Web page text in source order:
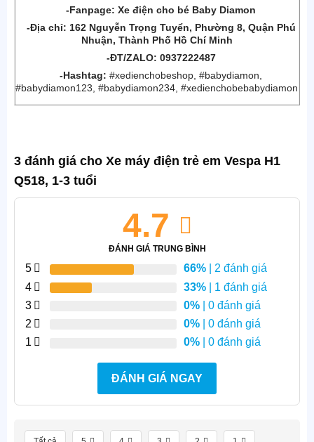
-Fanpage:Xe điện cho bé Baby Diamon
-Địa chỉ: 162 Nguyễn Trọng Tuyển, Phường 8, Quận Phú
Nhuận, Thành Phố Hồ Chí Minh
-ĐT/ZALO: 0937222487
-Hashtag:#xedienchobeshop, #babydiamon,
#babydiamon123, #babydiamon234, #xedienchobebabydiamon
3 đánh giá cho Xe máy điện trẻ em Vespa H1
Q518, 1-3 tuổi
4.7
ĐÁNH GIÁ TRUNG BÌNH
5 66% | 2 đánh giá
4
33% | 1 đánh giá
3
0% | 0 đánh giá
2
0% | 0 đánh giá
1
0% | 0 đánh giá
ĐÁNH GIÁ NGAY